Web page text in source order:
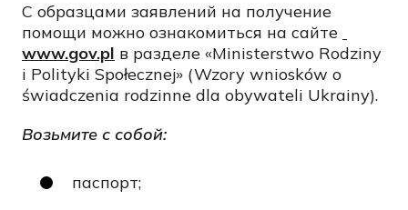
С образцами заявлений на получение
помощи можно ознакомиться на сайте
www.gov.pl в разделе «Ministerstwo Rodziny
i Polityki Społecznej» (Wzory wniosków o
świadczenia rodzinne dla obywateli Ukrainy).
Возьмите с собой:
паспорт;